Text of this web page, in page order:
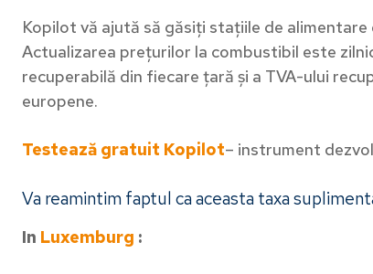
Kopilot vă ajută să găsiți stațiile de alimentare
Actualizarea prețurilor la combustibil este
recuperabilă din fiecare țară și a TVA-ului
europene.
Testează gratuit Kopilot– instrument
Va reamintim faptul ca aceasta taxa
In Luxemburg :